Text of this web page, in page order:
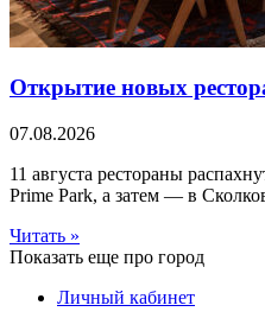
Открытие новых
07.08.2026
11 августа рестораны
Prime Park, а затем — в
Читать »
Показать еще про город
Личный кабинет